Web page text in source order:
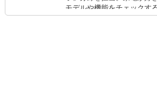
モデルや機能をチェックす
ムを楽しみながら、新作タ